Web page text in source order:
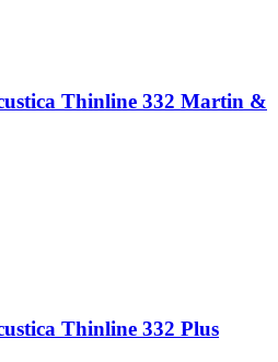
Thinline 332 Martin &
Thinline 332 Plus